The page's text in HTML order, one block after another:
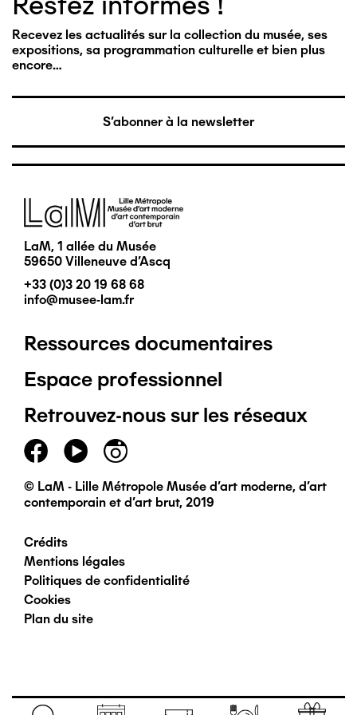
Recevez les actualités sur la collection du musée, ses
expositions, sa programmation culturelle et bien plus
encore…
S'abonner à la newsletter
Image
LaM, 1 allée du Musée
59650 Villeneuve d'Ascq
+33 (0)3 20 19 68 68
info@musee-lam.fr
Pied
de
page
principal
Ressources documentaires
Espace professionnel
Retrouvez-nous sur les réseaux
© LaM - Lille Métropole Musée d'art moderne, d'art
contemporain et d'art brut, 2019
Pied
de
page
Crédits
Mentions légales
Politiques de confidentialité
Cookies
Plan du site